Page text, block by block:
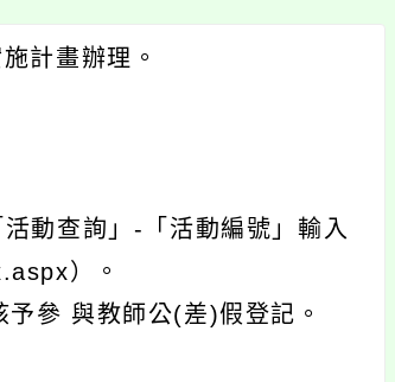
計畫辦理。
動查詢」-「活動編號」輸入
）。
參 與教師公(差)假登記。